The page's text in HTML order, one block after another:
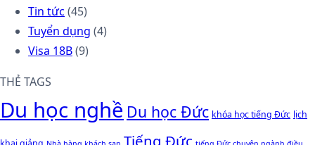
Tin tức (45)
Tuyển dụng (4)
Visa 18B(9)
THẺ TAGS
Du học nghề Du học Đức khóa học tiếng Đức lịch
Tiếng Đức